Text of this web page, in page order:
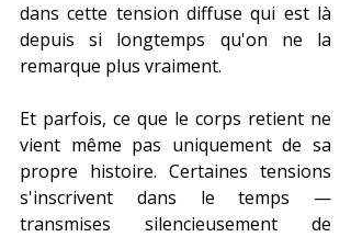
dans cette tension diffuse qui est là
depuis si longtemps qu'on ne la
remarque plus vraiment.
Et parfois, ce que le corps retient ne
vient même pas uniquement de sa
propre histoire. Certaines tensions
s'inscrivent dans le temps —
transmises silencieusement de